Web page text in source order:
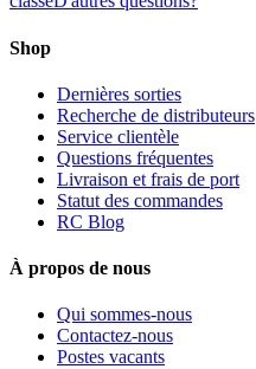
Shop
Dernières sorties
Recherche de distributeurs
Service clientèle
Questions fréquentes
Livraison et frais de port
Statut des commandes
RC Blog
À propos de nous
Qui sommes-nous
Contactez-nous
Postes vacants